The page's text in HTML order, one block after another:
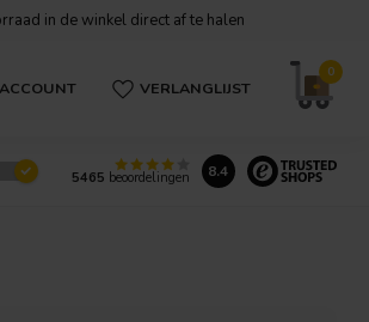
in de winkel direct af te halen
VERLANGLIJST
0
5465 beoordelingen 8.4